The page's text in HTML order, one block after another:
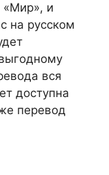
«Мир», и
на русском
вся
доступна
перевод